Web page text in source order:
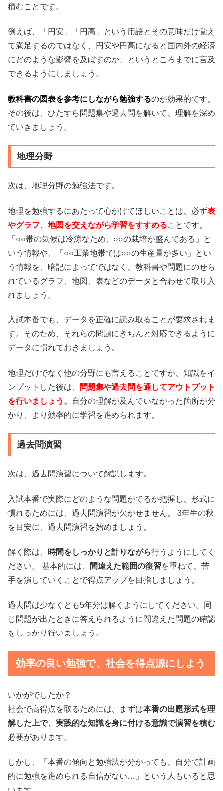
積むことです。
例えば、「円安」「円高」という用語とその意味だけ覚え
て満足するのではなく、円安や円高になると国内外の経済
にどのような影響を及ぼすのか、というところまでに言及
できるようにしましょう。
教科書の図表を参考にしながら勉強するのが効果的です。
その後は、ひたすら問題集や過去問を解いて、理解を深め
ていきましょう。
地理分野
次は、地理分野の勉強法です。
地理を勉強するにあたって心がけてほしいことは、必ず表
やグラフ、地図を交えながら学習をすすめることです。
「○○帯の気候は冷涼なため、○○の栽培が盛んである」と
いう情報や、「○○工業地帯では○○の生産量が多い」とい
う情報を、暗記によってではなく、教科書や問題にのせら
れているグラフ、地図、表などのデータと合わせて取り入
れましょう。
入試本番でも、データを正確に読み取ることが要求されま
す。そのため、それらの問題にきちんと対応できるように
データに慣れておきましょう。
地理だけでなく他の分野にも言えることですが、知識をイ
ンプットした後は、
問題集や過去問を通してアウトプット
を行いましょう。
自分の理解が及んでいなかった箇所が分
かり、より効率的に学習を進められます。
過去問演習
次は、過去問演習について解説します。
入試本番で実際にどのような問題がでるか把握し、形式に
慣れるためには、過去問演習が欠かせません。 3年生の秋
を目安に、過去問演習を始めましょう。
解く際は、 時間をしっかりと計りながら行うようにしてく
ださい。 基本的には、
間違えた範囲の復習を重ねて、苦
手を潰していくことで得点アップを目指しましょう。
過去問は少なくとも5年分は解くようにしてください。同
じ問題が出たときに答えられるように間違えた問題の確認
をしっかり行いましょう。
効率の良い勉強で、社会を得点源にしよう
いかがでしたか？
社会で高得点を取るためには、まずは本番の出題形式を理
解した上で、実践的な知識を身に付ける意識で演習を積む
必要があります。
しかし、「本番の傾向と勉強法が分かっても、自分で計画
的に勉強を進められる自信がない…」という人もいると思